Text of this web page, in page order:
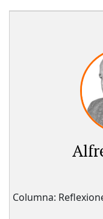
Columna: